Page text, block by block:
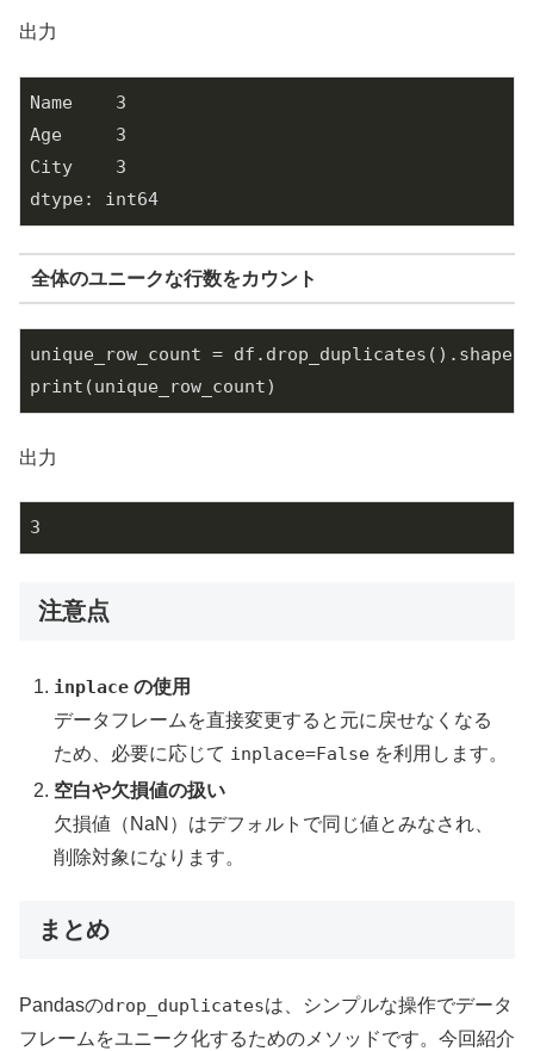
出力
Name    3
Age     3
City    3
dtype: int64
全体のユニークな行数をカウント
unique_row_count = df.drop_duplicates().shape[
print(unique_row_count)
出力
3
注意点
inplace の使用
データフレームを直接変更すると元に戻せなくなる
ため、必要に応じて inplace=False を利用します。
空白や欠損値の扱い
欠損値（NaN）はデフォルトで同じ値とみなされ、
削除対象になります。
まとめ
Pandasのdrop_duplicatesは、シンプルな操作でデータ
フレームをユニーク化するためのメソッドです。今回紹介